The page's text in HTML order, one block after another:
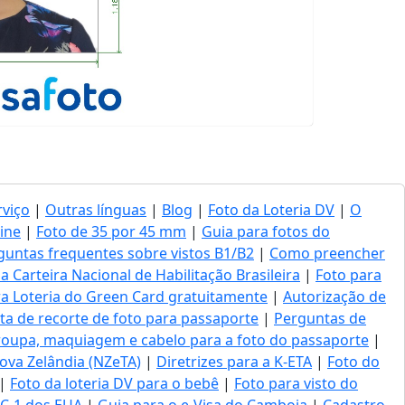
| Outras línguas | Blog | Foto da Loteria DV | O
| Foto de 35 por 45 mm | Guia para fotos do
frequentes sobre vistos B1/B2 | Como preencher
Carteira Nacional de Habilitação Brasileira | Foto para
Loteria do Green Card gratuitamente | Autorização de
de recorte de foto para passaporte | Perguntas de
maquiagem e cabelo para a foto do passaporte |
Zelândia (NZeTA) | Diretrizes para a K-ETA | Foto do
Foto da loteria DV para o bebê | Foto para visto do